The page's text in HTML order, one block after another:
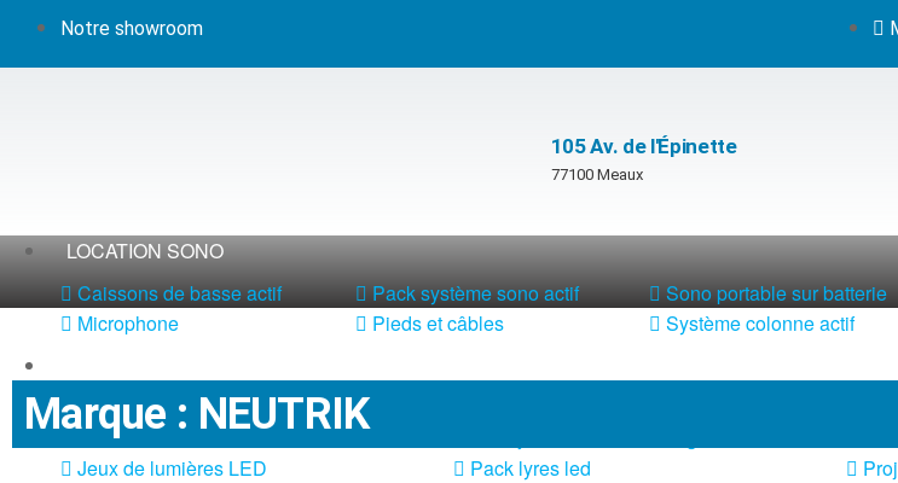
Notre showroom
105 Av. de l'Épinette
77100 Meaux
LOCATION SONO
Caissons de basse actif
Microphone
Pack système sono actif
Pieds et câbles
Sono portable sur batterie
Système colonne actif
DMX et alimentation
Jeux de lumières laser
Jeux de lumières LED
Pack lyres led
Marque : NEUTRIK